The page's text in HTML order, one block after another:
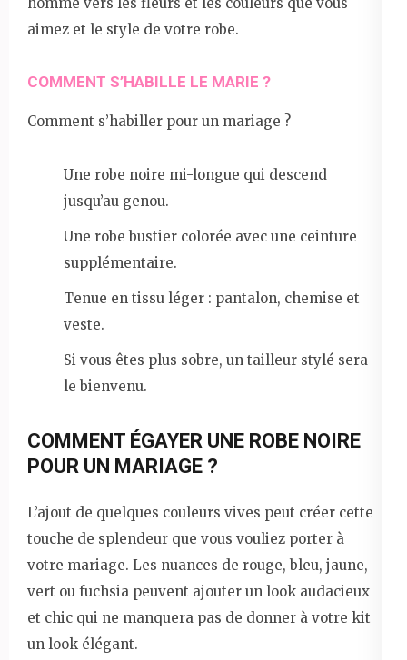
aimez et le style de votre robe.
COMMENT S’HABILLE LE MARIE ?
Comment s’habiller pour un mariage ?
Une robe noire mi-longue qui descend
jusqu’au genou.
Une robe bustier colorée avec une ceinture
supplémentaire.
Tenue en tissu léger : pantalon, chemise et
veste.
Si vous êtes plus sobre, un tailleur stylé sera
le bienvenu.
COMMENT ÉGAYER UNE ROBE NOIRE
POUR UN MARIAGE ?
L’ajout de quelques couleurs vives peut créer cette
touche de splendeur que vous vouliez porter à
votre mariage. Les nuances de rouge, bleu, jaune,
vert ou fuchsia peuvent ajouter un look audacieux
et chic qui ne manquera pas de donner à votre kit
un look élégant.